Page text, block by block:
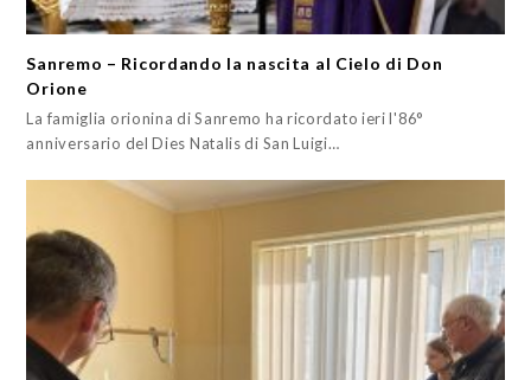
Sanremo – Ricordando la nascita al Cielo di Don
Orione
La famiglia orionina di Sanremo ha ricordato ieri l'86°
anniversario del Dies Natalis di San Luigi…